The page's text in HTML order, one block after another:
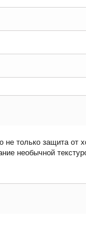
не только защита от
необычной